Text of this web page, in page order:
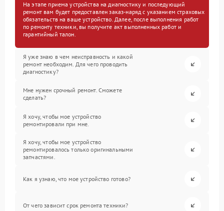
На этапе приема устройства на диагностику и последующий
ремонт вам будет предоставлен заказ-наряд с указанием страховых
обязательств на ваше устройство. Далее, после выполнения работ
по ремонту техники, вы получите акт выполненных работ и
гарантийный талон.
Я уже знаю в чем неисправность и какой
ремонт необходим. Для чего проводить
диагностику?
Мне нужен срочный ремонт. Сможете
сделать?
Я хочу, чтобы мое устройство
ремонтировали при мне.
Я хочу, чтобы мое устройство
ремонтировалось только оригинальными
запчастями.
Как я узнаю, что мое устройство готово?
От чего зависит срок ремонта техники?